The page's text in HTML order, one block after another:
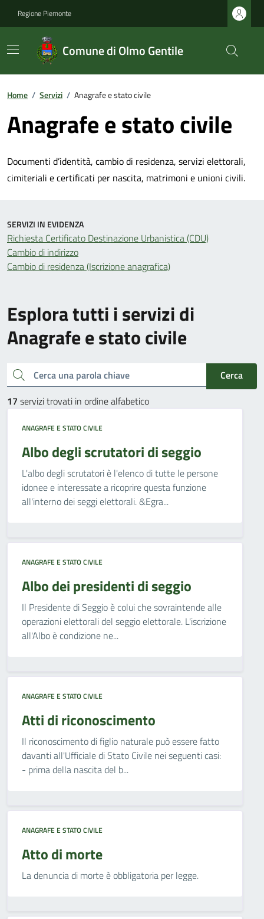
Regione Piemonte
Comune di Olmo Gentile
Home / Servizi / Anagrafe e stato civile
Anagrafe e stato civile
Documenti d’identità, cambio di residenza, servizi elettorali,
cimiteriali e certificati per nascita, matrimoni e unioni civili.
Esplora tutti i servizi di
Anagrafe e stato civile
Cerca una parola chiave
Cerca
17 servizi trovati in ordine alfabetico
ANAGRAFE E STATO CIVILE
Albo degli scrutatori di seggio
L'albo degli scrutatori è l'elenco di tutte le persone
idonee e interessate a ricoprire questa funzione
all'interno dei seggi elettorali. &Egra...
ANAGRAFE E STATO CIVILE
Albo dei presidenti di seggio
Il Presidente di Seggio è colui che sovraintende alle
operazioni elettorali del seggio elettorale. L'iscrizione
all'Albo è condizione ne...
ANAGRAFE E STATO CIVILE
Atti di riconoscimento
Il riconoscimento di figlio naturale può essere fatto
davanti all'Ufficiale di Stato Civile nei seguenti casi:
- prima della nascita del b...
ANAGRAFE E STATO CIVILE
Atto di morte
La denuncia di morte è obbligatoria per legge.
SERVIZI IN EVIDENZA
Richiesta Certificato Destinazione Urbanistica (CDU)
Cambio di indirizzo
Cambio di residenza (Iscrizione anagrafica)